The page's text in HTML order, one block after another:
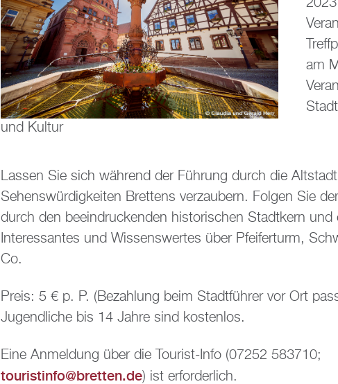
am
und Kultur
Lassen Sie sich während der Führung durch die
Sehenswürdigkeiten Brettens verzaubern. Folgen Sie
durch den beeindruckenden historischen Stadtkern und
Interessantes und Wissenswertes über Pfeiferturm,
Co.
Preis: 5 € p. P. (Bezahlung beim Stadtführer vor Ort
Jugendliche bis 14 Jahre sind kostenlos.
Eine Anmeldung über die Tourist-Info (07252 583710;
touristinfo@bretten.de) ist erforderlich.